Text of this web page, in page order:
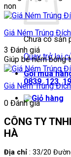
Chưa có sản
Quay trở lại
Gọi mua
0839. 123.
non
Giá Ném Trúng
3 Đánh giá
Giúp bé ném bóng
Giá Ném Trúng
0 Đánh giá
CÔNG TY
HÀ
Địa chỉ : 33/20